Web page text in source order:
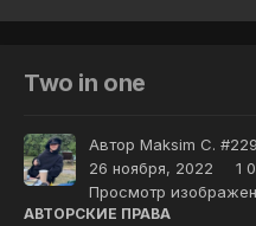
Two in one
Автор Maksim C. #229
26 ноября, 2022
1
Просмотр
АВТОРСКИЕ ПРАВА